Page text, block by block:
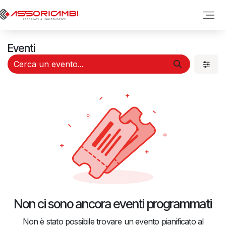
Eventi
Non ci sono ancora eventi programmati
Non è stato possibile trovare un evento pianificato al